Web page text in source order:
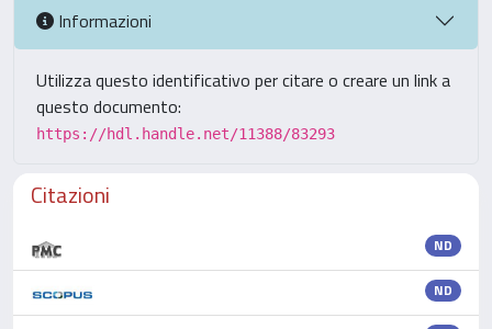
Informazioni
Utilizza questo identificativo per citare o creare un link a
questo documento:
https://hdl.handle.net/11388/83293
Citazioni
ND
ND